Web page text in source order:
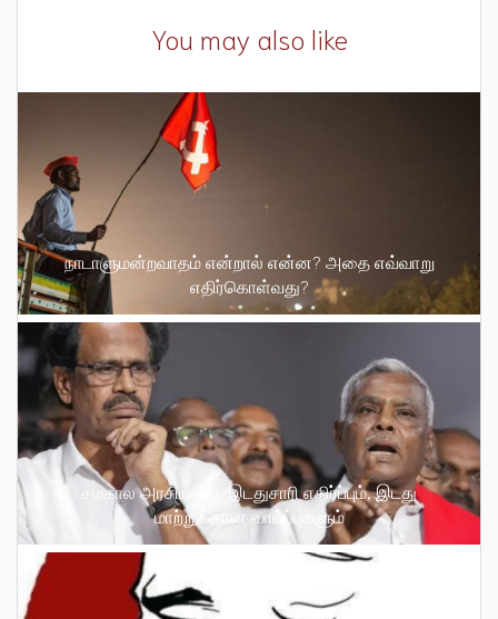
You may also like
நாடாளுமன்றவாதம் என்றால் என்ன? அதை எவ்வாறு
எதிர்கொள்வது?
சமகால அரசியலில் இடதுசாரி எதிர்ப்பும், இடது
மாற்றுக்கான வாய்ப்புகளும்